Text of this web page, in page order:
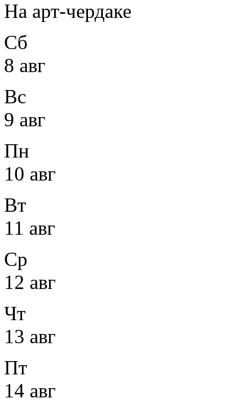
На арт-чердаке
Сб
8 авг
Вс
9 авг
Пн
10 авг
Вт
11 авг
Ср
12 авг
Чт
13 авг
Пт
14 авг